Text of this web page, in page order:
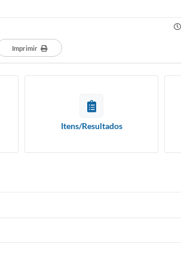
Imprimir
Itens/Resultados